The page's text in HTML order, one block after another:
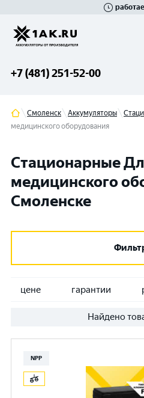
+7 (481) 251-52-00
Смоленск Аккумуляторы
медицинского оборудования
Стационарные
медицинского
Смоленске
цене гарантии
Найдено
NPP
Гатчина